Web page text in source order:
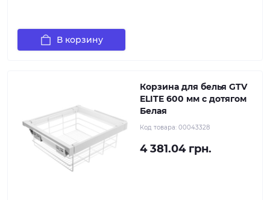
В корзину
Корзина для белья GTV
ELITE 600 мм с дотягом
Белая
Код товара: 00043328
4 381.04 грн.